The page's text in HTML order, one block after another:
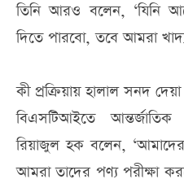
তিনি আরও বলেন, ‘যিনি
দিতে পারবো, তবে আমরা
কী প্রক্রিয়ায় হালাল সনদ
বিএসটিআইতে আন্তর্জাতিক
রিয়াজুল হক বলেন, ‘আমাদের
আমরা তাদের পণ্য পরীক্ষা